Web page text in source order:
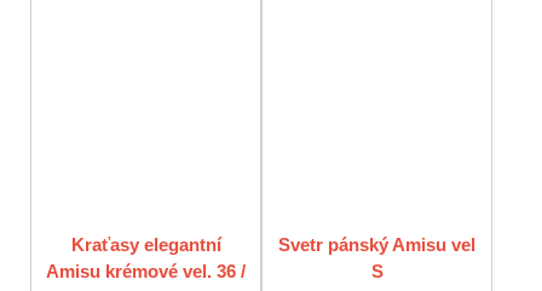
Kraťasy elegantní
Amisu krémové vel. 36 /
Svetr pánský Amisu vel
S